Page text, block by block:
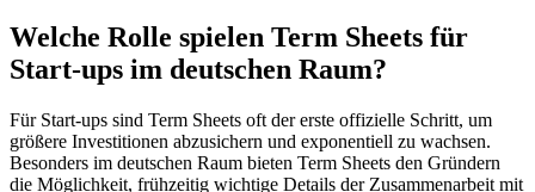
Welche Rolle spielen Term Sheets für
Start-ups im deutschen Raum?
Für Start-ups sind Term Sheets oft der erste offizielle Schritt, um
größere Investitionen abzusichern und exponentiell zu wachsen.
Besonders im deutschen Raum bieten Term Sheets den Gründern
die Möglichkeit, frühzeitig wichtige Details der Zusammenarbeit mit